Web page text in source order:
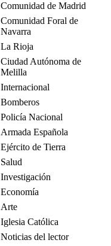
Comunidad de Madrid
Comunidad Foral de
Navarra
La Rioja
Ciudad Autónoma de
Melilla
Internacional
Bomberos
Policía Nacional
Armada Española
Ejército de Tierra
Salud
Investigación
Economía
Arte
Iglesia Católica
Noticias del lector